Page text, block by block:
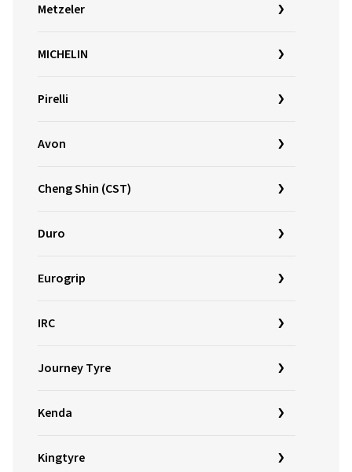
Metzeler
MICHELIN
Pirelli
Avon
Cheng Shin (CST)
Duro
Eurogrip
IRC
Journey Tyre
Kenda
Kingtyre